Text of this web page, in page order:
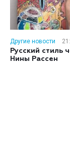
Другие новости
Русский стиль
Нины Рассен